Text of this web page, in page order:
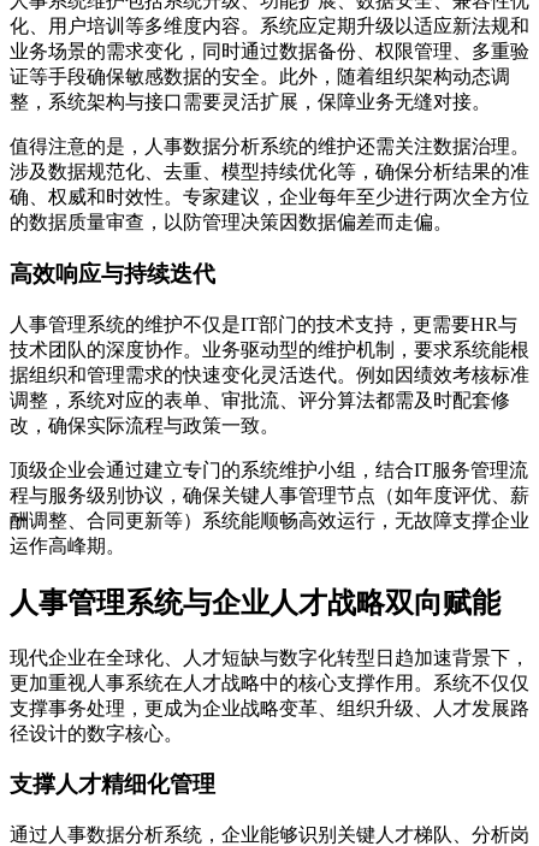
化、用户培训等多维度内容。系统应定期升级以适应新法规和
业务场景的需求变化，同时通过数据备份、权限管理、多重验
证等手段确保敏感数据的安全。此外，随着组织架构动态调
整，系统架构与接口需要灵活扩展，保障业务无缝对接。
值得注意的是，人事数据分析系统的维护还需关注数据治理。
涉及数据规范化、去重、模型持续优化等，确保分析结果的准
确、权威和时效性。专家建议，企业每年至少进行两次全方位
的数据质量审查，以防管理决策因数据偏差而走偏。
高效响应与持续迭代
人事管理系统的维护不仅是IT部门的技术支持，更需要HR与
技术团队的深度协作。业务驱动型的维护机制，要求系统能根
据组织和管理需求的快速变化灵活迭代。例如因绩效考核标准
调整，系统对应的表单、审批流、评分算法都需及时配套修
改，确保实际流程与政策一致。
顶级企业会通过建立专门的系统维护小组，结合IT服务管理流
程与服务级别协议，确保关键人事管理节点（如年度评优、薪
酬调整、合同更新等）系统能顺畅高效运行，无故障支撑企业
运作高峰期。
人事管理系统与企业人才战略双向赋能
现代企业在全球化、人才短缺与数字化转型日趋加速背景下，
更加重视人事系统在人才战略中的核心支撑作用。系统不仅仅
支撑事务处理，更成为企业战略变革、组织升级、人才发展路
径设计的数字核心。
支撑人才精细化管理
通过人事数据分析系统，企业能够识别关键人才梯队、分析岗